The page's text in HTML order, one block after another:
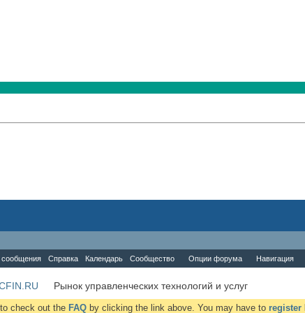
Справка Календарь Сообщество Опции форума Навигация
Рынок управленческих технологий и услуг
check out the FAQ by clicking the link above. You may have to register